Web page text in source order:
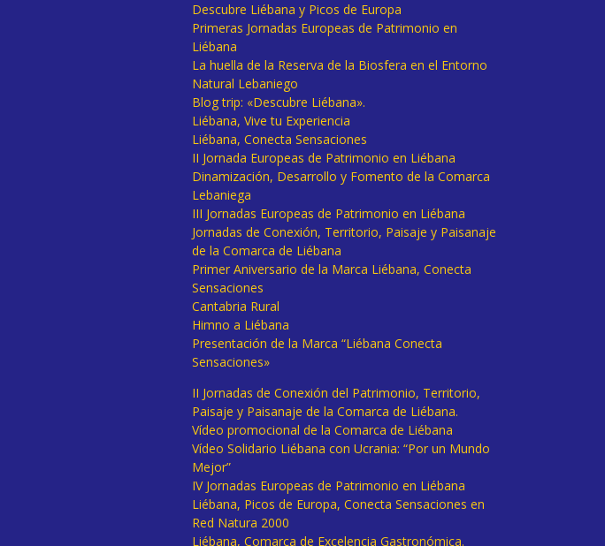
Descubre Liébana y Picos de Europa
Primeras Jornadas Europeas de Patrimonio en
Liébana
La huella de la Reserva de la Biosfera en el Entorno
Natural Lebaniego
Blog trip: «Descubre Liébana».
Liébana, Vive tu Experiencia
Liébana, Conecta Sensaciones
II Jornada Europeas de Patrimonio en Liébana
Dinamización, Desarrollo y Fomento de la Comarca
Lebaniega
III Jornadas Europeas de Patrimonio en Liébana
Jornadas de Conexión, Territorio, Paisaje y Paisanaje
de la Comarca de Liébana
Primer Aniversario de la Marca Liébana, Conecta
Sensaciones
Cantabria Rural
Himno a Liébana
Presentación de la Marca “Liébana Conecta
Sensaciones»
II Jornadas de Conexión del Patrimonio, Territorio,
Paisaje y Paisanaje de la Comarca de Liébana.
Vídeo promocional de la Comarca de Liébana
Vídeo Solidario Liébana con Ucrania: “Por un Mundo
Mejor”
IV Jornadas Europeas de Patrimonio en Liébana
Liébana, Picos de Europa, Conecta Sensaciones en
Red Natura 2000
Liébana, Comarca de Excelencia Gastronómica.